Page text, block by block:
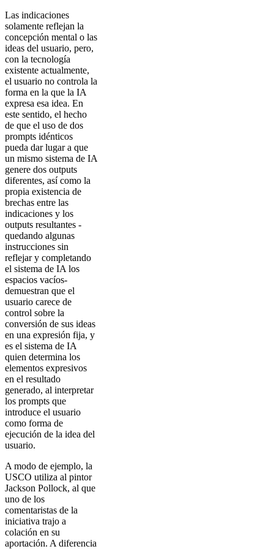
Las indicaciones
solamente reflejan la
concepción mental o las
ideas del usuario, pero,
con la tecnología
existente actualmente,
el usuario no controla la
forma en la que la IA
expresa esa idea. En
este sentido, el hecho
de que el uso de dos
prompts idénticos
pueda dar lugar a que
un mismo sistema de IA
genere dos outputs
diferentes, así como la
propia existencia de
brechas entre las
indicaciones y los
outputs resultantes -
quedando algunas
instrucciones sin
reflejar y completando
el sistema de IA los
espacios vacíos-
demuestran que el
usuario carece de
control sobre la
conversión de sus ideas
en una expresión fija, y
es el sistema de IA
quien determina los
elementos expresivos
en el resultado
generado, al interpretar
los prompts que
introduce el usuario
como forma de
ejecución de la idea del
usuario.
A modo de ejemplo, la
USCO utiliza al pintor
Jackson Pollock, al que
uno de los
comentaristas de la
iniciativa trajo a
colación en su
aportación. A diferencia